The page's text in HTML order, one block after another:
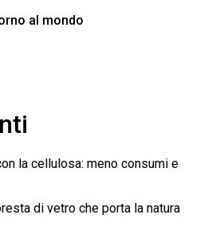
al mondo
la cellulosa: meno consumi e
di vetro che porta la natura